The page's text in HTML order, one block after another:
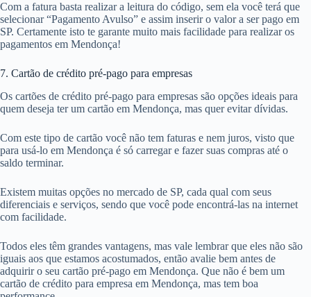
Com a fatura basta realizar a leitura do código, sem ela você terá que
selecionar “Pagamento Avulso” e assim inserir o valor a ser pago em
SP. Certamente isto te garante muito mais facilidade para realizar os
pagamentos em Mendonça!
7. Cartão de crédito pré-pago para empresas
Os cartões de crédito pré-pago para empresas são opções ideais para
quem deseja ter um cartão em Mendonça, mas quer evitar dívidas.
Com este tipo de cartão você não tem faturas e nem juros, visto que
para usá-lo em Mendonça é só carregar e fazer suas compras até o
saldo terminar.
Existem muitas opções no mercado de SP, cada qual com seus
diferenciais e serviços, sendo que você pode encontrá-las na internet
com facilidade.
Todos eles têm grandes vantagens, mas vale lembrar que eles não são
iguais aos que estamos acostumados, então avalie bem antes de
adquirir o seu cartão pré-pago em Mendonça. Que não é bem um
cartão de crédito para empresa em Mendonça, mas tem boa